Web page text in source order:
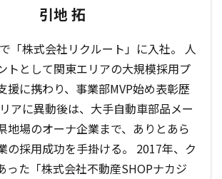
引地 拓
「株式会社リクルート」に入社。 人
トとして関東エリアの大規模採用プ
援に携わり、事業部MVP始め表彰歴
アに異動後は、大手自動車部品メー
地場のオーナ企業まで、ありとあら
の採用成功を手掛ける。 2017年、ク
った「株式会社不動産SHOPナカジ